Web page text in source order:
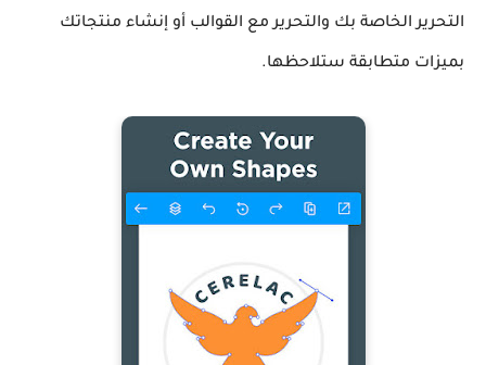
التحرير الخاصة بك والتحرير مع القوالب أو إنشاء منتجاتك
بميزات متطابقة ستلاحظها.